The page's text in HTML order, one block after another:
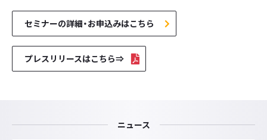
セミナーの詳細・お申込みはこちら
プレスリリースはこちら⇒
ニュース